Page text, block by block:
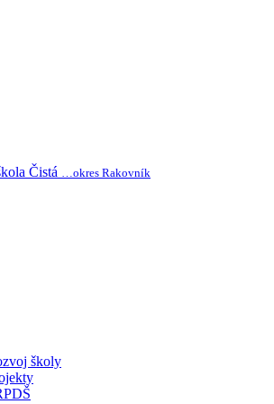
Čistá …okres Rakovník
školy